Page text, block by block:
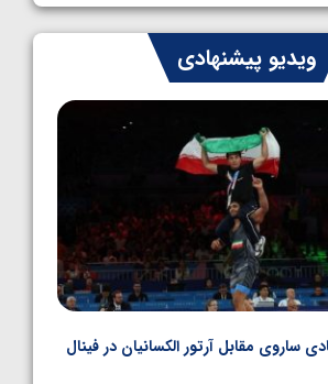
راه چهار مدال در پنج وزن دوم
جهان
ویدیو پیشنهادی
ساروی مقابل آرتور الکسانیان در فینال